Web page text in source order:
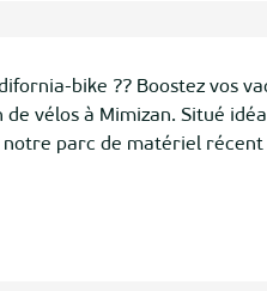
bike ?? Boostez vos
vélos à Mimizan. Situé
notre parc de matériel